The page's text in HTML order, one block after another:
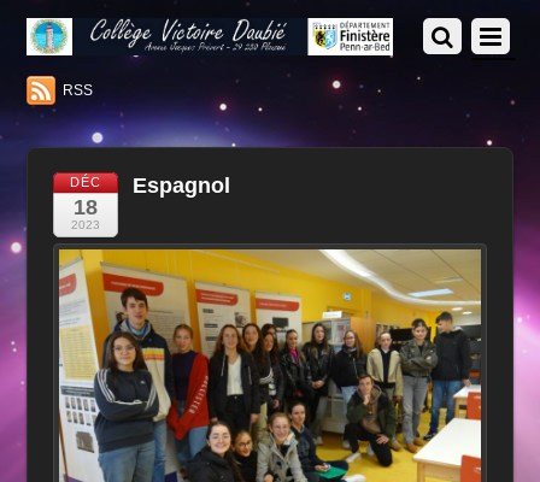
RSS
DÉC
18
2023
Espagnol